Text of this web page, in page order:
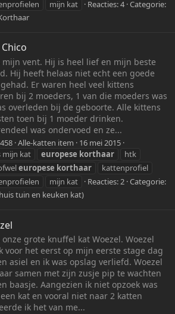
mijn kat Reacties: 4 Categorie:
mijn vent. Hij is heel lief en mijn beste
Hij heeft helaas niet echt een goede
Er waren heel veel kittens
bij 2 moeders, 1 van die moeders was
overleden bij de geboorte. Alle kittens
toen bij 1 moeder drinken.
was ondervoed en ze...
Alle-katten item
16 mei 2015
mijn kat
europese korthaar
htk
europese korthaar
kattenprofiel
mijn kat Reacties: 2 Categorie:
tuin en keuken kat)
onze grote knuffel kat Woezel. Woezel
voor het eerst op mijn eerste stage dag
asiel en ik was opslag verliefd. Woezel
samen met zijn zusje pip te wachten
baasje. Aangezien ik niet opzoek was
kat en vooral niet naar 2 katten
ik het van me...